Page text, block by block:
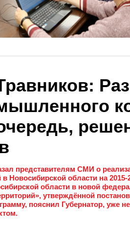
представителям СМИ о
в Новосибирской области на
области в новой
утверждённой
пояснил Губернатор, уже